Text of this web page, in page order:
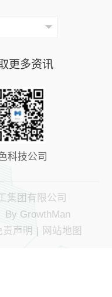
更多资讯
科技公司
集团有限公司
By GrowthMan
责声明 网站地图